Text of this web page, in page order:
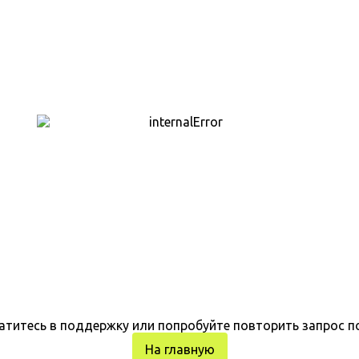
в поддержку или попробуйте повторить запрос
На главную